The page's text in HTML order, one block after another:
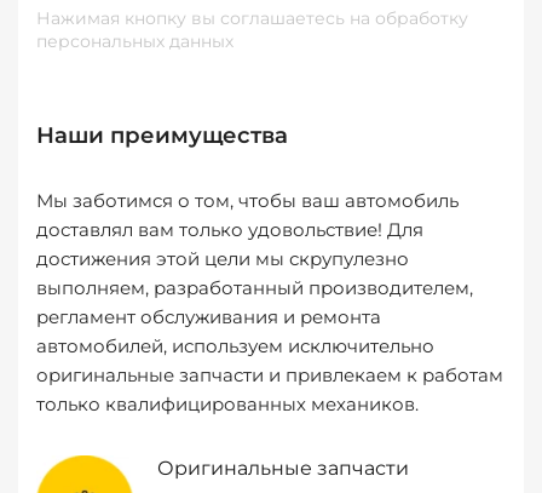
Нажимая кнопку вы соглашаетесь на обработку
персональных данных
Наши преимущества
Мы заботимся о том, чтобы ваш автомобиль
доставлял вам только удовольствие! Для
достижения этой цели мы скрупулезно
выполняем, разработанный производителем,
регламент обслуживания и ремонта
автомобилей, используем исключительно
оригинальные запчасти и привлекаем к работам
только квалифицированных механиков.
Оригинальные запчасти